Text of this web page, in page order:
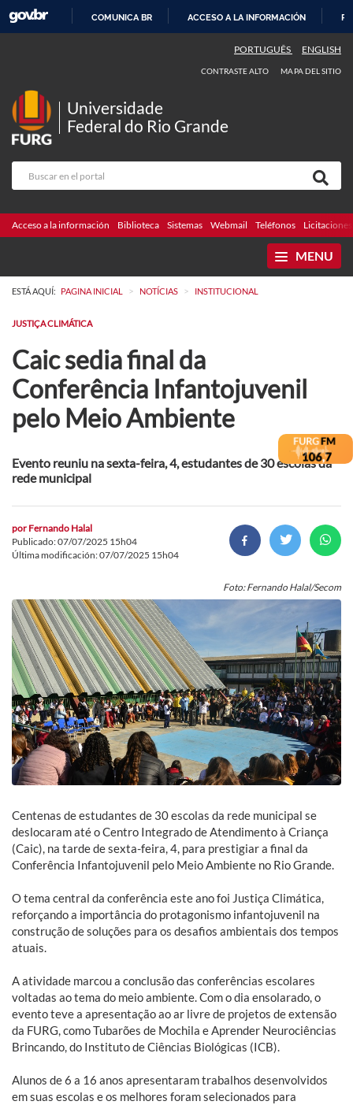
CONTENIDO
COMUNICA BR ACCESO A LA INFORMACIÓN
PORTUGUÊS ENGLISH
CONTRASTE ALTO MAPA DEL SITIO
Universidade
Federal do Rio Grande
Acceso a la información Biblioteca Sistemas Webmail Teléfonos Licitaciones
MENU
ESTÁ AQUÍ: PAGINA INICIAL > NOTÍCIAS > INSTITUCIONAL
JUSTIÇA CLIMÁTICA
Caic sedia final da
Conferência Infantojuvenil
pelo Meio Ambiente
Evento reuniu na sexta-feira, 4, estudantes de 30 escolas da
rede municipal
por Fernando Halal
Publicado: 07/07/2025 15h04
Última modificación: 07/07/2025 15h04
Foto: Fernando Halal/Secom
Centenas de estudantes de 30 escolas da rede municipal se
deslocaram até o Centro Integrado de Atendimento à Criança
(Caic), na tarde de sexta-feira, 4, para prestigiar a final da
Conferência Infantojuvenil pelo Meio Ambiente no Rio Grande.
O tema central da conferência este ano foi Justiça Climática,
reforçando a importância do protagonismo infantojuvenil na
construção de soluções para os desafios ambientais dos tempos
atuais.
A atividade marcou a conclusão das conferências escolares
voltadas ao tema do meio ambiente. Com o dia ensolarado, o
evento teve a apresentação ao ar livre de projetos de extensão
da FURG, como Tubarões de Mochila e Aprender Neurociências
Brincando, do Instituto de Ciências Biológicas (ICB).
Alunos de 6 a 16 anos apresentaram trabalhos desenvolvidos
em suas escolas e os melhores foram selecionados para